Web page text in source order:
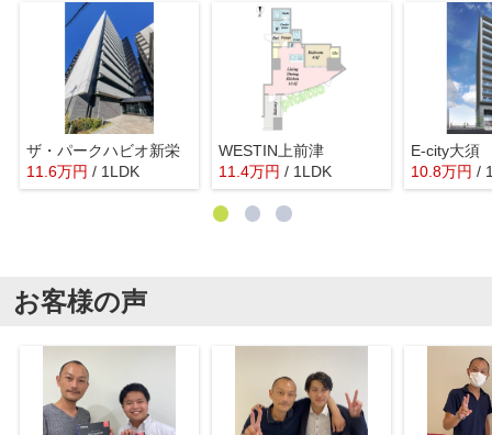
ザ・パークハビオ新栄
11.6万円 / 1LDK
WESTIN上前津
11.4万円 / 1LDK
E-city大須
10.8万円 /
お客様の声